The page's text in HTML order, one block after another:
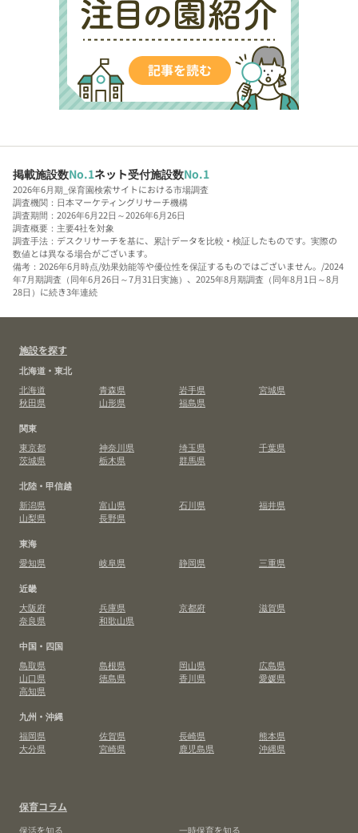
掲載施設数No.1ネット受付施設数No.1
2026年6月期_保育園検索サイトにおける市場調査
調査機関：日本マーケティングリサーチ機構
調査期間：2026年6月22日～2026年6月26日
調査概要：主要4社を対象
調査手法：デスクリサーチを基に、累計データを比較・検証したものです。実際の
数値とは異なる場合がございます。
備考：2026年6月時点/効果効能等や優位性を保証するものではございません。/2024
年7月期調査（同年6月26日～7月31日実施）、2025年8月期調査（同年8月1日～8月
28日）に続き3年連続
施設を探す
北海道・東北
北海道
青森県 岩手県
宮城県
秋田県
山形県
福島県
関東
東京都
神奈川県 埼玉県
千葉県
茨城県
栃木県
群馬県
北陸・甲信越
新潟県
富山県 石川県
福井県
山梨県
長野県
東海
愛知県
岐阜県 静岡県
三重県
近畿
大阪府
兵庫県 京都府
滋賀県
奈良県
和歌山県
中国・四国
鳥取県
島根県 岡山県
広島県
山口県
徳島県 香川県
愛媛県
高知県
九州・沖縄
福岡県
佐賀県 長崎県
熊本県
大分県
宮崎県 鹿児島県 沖縄県
保育コラム
保活を知る 一時保育を知る